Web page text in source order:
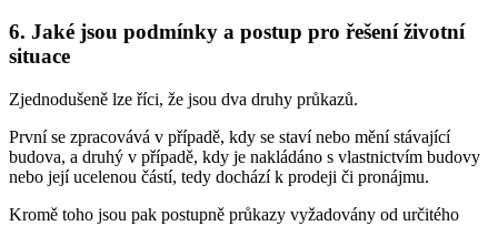
6. Jaké jsou podmínky a postup pro řešení životní
situace
Zjednodušeně lze říci, že jsou dva druhy průkazů.
První se zpracovává v případě, kdy se staví nebo mění stávající
budova, a druhý v případě, kdy je nakládáno s vlastnictvím budovy
nebo její ucelenou částí, tedy dochází k prodeji či pronájmu.
Kromě toho jsou pak postupně průkazy vyžadovány od určitého